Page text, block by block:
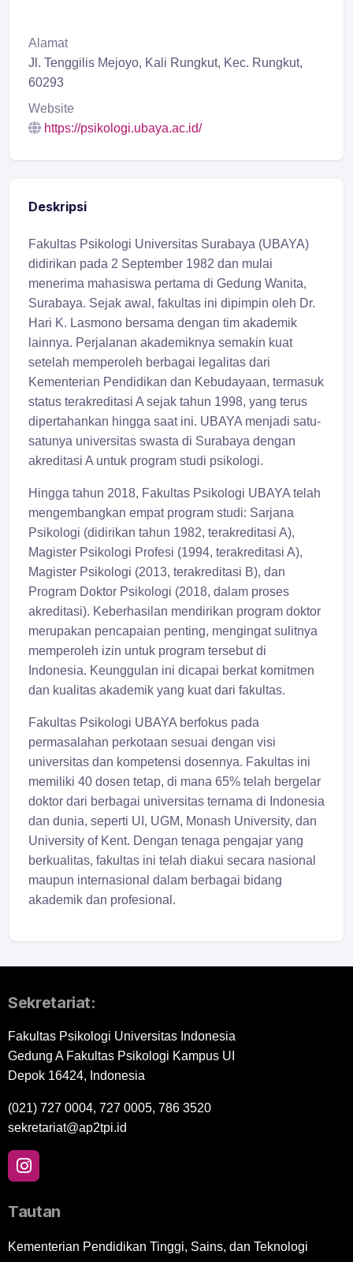
Alamat
Jl. Tenggilis Mejoyo, Kali Rungkut, Kec. Rungkut,
60293
Website
https://psikologi.ubaya.ac.id/
Deskripsi
Fakultas Psikologi Universitas Surabaya (UBAYA)
didirikan pada 2 September 1982 dan mulai
menerima mahasiswa pertama di Gedung Wanita,
Surabaya. Sejak awal, fakultas ini dipimpin oleh Dr.
Hari K. Lasmono bersama dengan tim akademik
lainnya. Perjalanan akademiknya semakin kuat
setelah memperoleh berbagai legalitas dari
Kementerian Pendidikan dan Kebudayaan, termasuk
status terakreditasi A sejak tahun 1998, yang terus
dipertahankan hingga saat ini. UBAYA menjadi satu-
satunya universitas swasta di Surabaya dengan
akreditasi A untuk program studi psikologi.
Hingga tahun 2018, Fakultas Psikologi UBAYA telah
mengembangkan empat program studi: Sarjana
Psikologi (didirikan tahun 1982, terakreditasi A),
Magister Psikologi Profesi (1994, terakreditasi A),
Magister Psikologi (2013, terakreditasi B), dan
Program Doktor Psikologi (2018, dalam proses
akreditasi). Keberhasilan mendirikan program doktor
merupakan pencapaian penting, mengingat sulitnya
memperoleh izin untuk program tersebut di
Indonesia. Keunggulan ini dicapai berkat komitmen
dan kualitas akademik yang kuat dari fakultas.
Fakultas Psikologi UBAYA berfokus pada
permasalahan perkotaan sesuai dengan visi
universitas dan kompetensi dosennya. Fakultas ini
memiliki 40 dosen tetap, di mana 65% telah bergelar
doktor dari berbagai universitas ternama di Indonesia
dan dunia, seperti UI, UGM, Monash University, dan
University of Kent. Dengan tenaga pengajar yang
berkualitas, fakultas ini telah diakui secara nasional
maupun internasional dalam berbagai bidang
akademik dan profesional.
Sekretariat:
Fakultas Psikologi Universitas Indonesia
Gedung A Fakultas Psikologi Kampus UI
Depok 16424, Indonesia
(021) 727 0004, 727 0005, 786 3520
sekretariat@ap2tpi.id
Tautan
Kementerian Pendidikan Tinggi, Sains, dan Teknologi